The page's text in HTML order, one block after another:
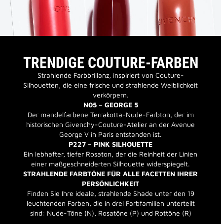
TRENDIGE COUTURE-FARBEN
Strahlende Farbbrillanz, inspiriert von Couture-
Silhouetten, die eine frische und strahlende Weiblichkeit
verkörpern.
N05 – GEORGE 5
Der mandelfarbene Terrakotta-Nude-Farbton, der im
historischen Givenchy-Couture-Atelier an der Avenue
George V in Paris entstanden ist.
P227 – PINK SILHOUETTE
Ein lebhafter, tiefer Rosaton, der die Reinheit der Linien
einer maßgeschneiderten Silhouette widerspiegelt.
STRAHLENDE FARBTÖNE FÜR ALLE FACETTEN IHRER
PERSÖNLICHKEIT
Finden Sie Ihre ideale, strahlende Shade unter den 19
leuchtenden Farben, die in drei Farbfamilien unterteilt
sind: Nude-Töne (N), Rosatöne (P) und Rottöne (R)